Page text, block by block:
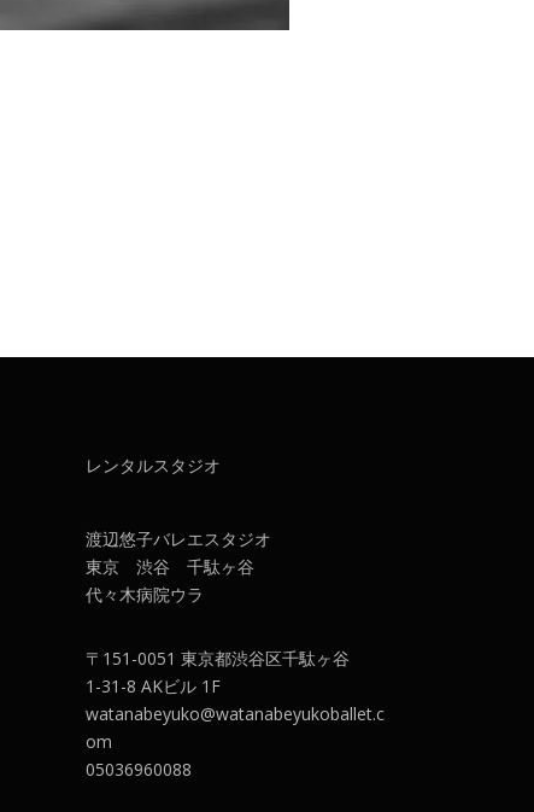
レンタルスタジオ
渡辺悠子バレエスタジオ
東京 渋谷 千駄ヶ谷
代々木病院ウラ
〒151-0051 東京都渋谷区千駄ヶ谷
1-31-8 AKビル 1F
watanabeyuko@watanabeyukoballet.c
om
05036960088